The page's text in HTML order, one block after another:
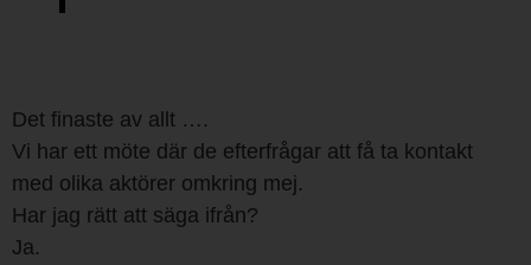
Det finaste av allt ….
Vi har ett möte där de efterfrågar att få ta kontakt
med olika aktörer omkring mej.
Har jag rätt att säga ifrån?
Ja.